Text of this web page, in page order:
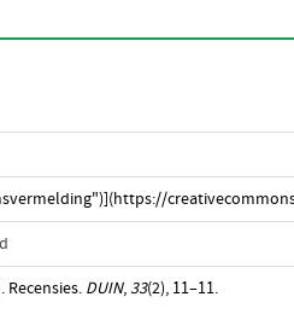
Recensies. DUIN, 33(2), 11–11.